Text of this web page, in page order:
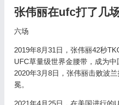
张伟丽在ufc打了几
六场
2019年8月31日，张伟丽42秒
UFC草量级世界金腰带，成为中
2020年3月8日，张伟丽击败波
冕。
2021年4月25日，在美国进行的